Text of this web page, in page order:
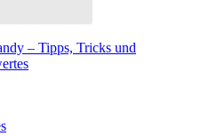
– Tipps, Tricks und